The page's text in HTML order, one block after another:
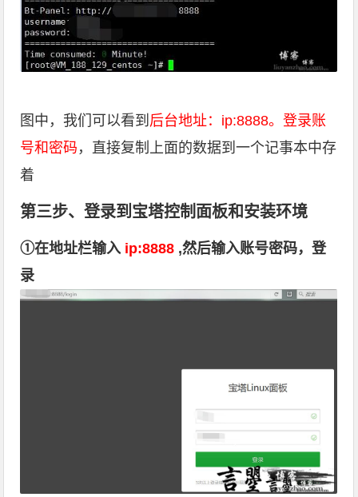
图中，我们可以看到 后台地址：ip:8888。登录账
号和密码 ，直接复制上面的数据到一个记事本中存
着
第三步、登录到宝塔控制面板和安装环境
①在地址栏输入 ip:8888 ,然后输入账号密码，登
录